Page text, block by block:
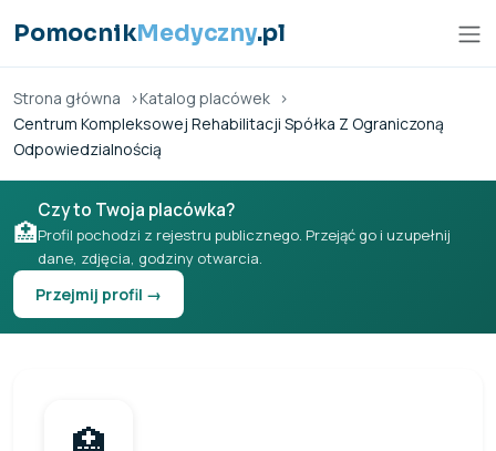
PomocnikMedyczny.pl
Strona główna
Katalog placówek
Centrum Kompleksowej Rehabilitacji Spółka Z Ograniczoną
Odpowiedzialnością
🏥
Czy to Twoja placówka?
Profil pochodzi z rejestru publicznego. Przejąć go i uzupełnij
dane, zdjęcia, godziny otwarcia.
Przejmij profil →